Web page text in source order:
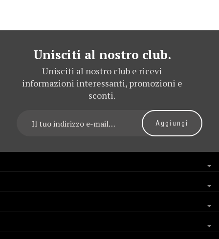
Unisciti al nostro club.
Unisciti al nostro club e ricevi
informazioni interessanti, promozioni e
sconti.